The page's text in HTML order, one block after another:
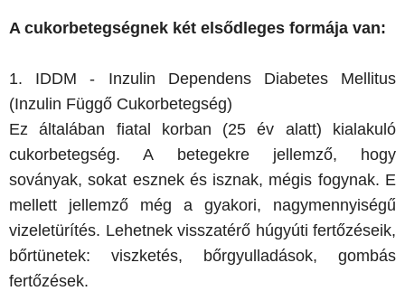
A cukorbetegségnek két elsődleges formája van:
1. IDDM - Inzulin Dependens Diabetes Mellitus
(Inzulin Függő Cukorbetegség)
Ez általában fiatal korban (25 év alatt) kialakuló
cukorbetegség. A betegekre jellemző, hogy
soványak, sokat esznek és isznak, mégis fogynak. E
mellett jellemző még a gyakori, nagymennyiségű
vizeletürítés. Lehetnek visszatérő húgyúti fertőzéseik,
bőrtünetek: viszketés, bőrgyulladások, gombás
fertőzések.